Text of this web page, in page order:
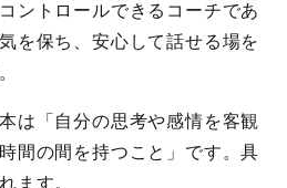
ントロールできるコーチであ
を保ち、安心して話せる場を
は「自分の思考や感情を客観
間の間を持つこと」です。具
ます。